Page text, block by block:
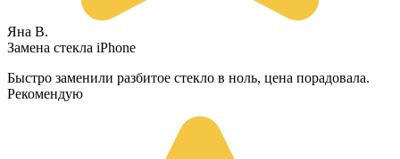
Яна В.
Замена стекла iPhone
Быстро заменили разбитое стекло в ноль, цена порадовала.
Рекомендую